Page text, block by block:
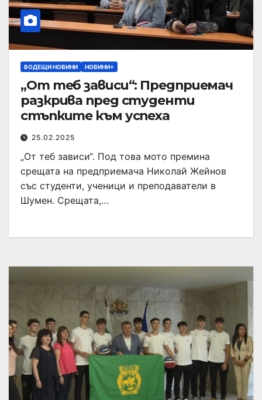
ВОДЕЩИ НОВИНИ НОВИНИ+
„От теб зависи“: Предприемач
разкрива пред студенти
стъпките към успеха
25.02.2025
„От теб зависи“. Под това мото премина
срещата на предприемача Николай Жейнов
със студенти, ученици и преподаватели в
Шумен. Срещата,…